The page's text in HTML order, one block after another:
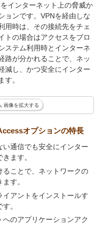
インターネット上の脅威か
ョンです。VPNを経由しな
用時は、その接続先をチェ
トの場合はアクセスをブロ
ステム利用時とインターネ
路が分かれることで、ネッ
減し、かつ安全にインター
す。
画像を拡大する
オプションの特長
い通信でも安全にインター
ます。
ることで、ネットワークの
す。
イアントをインストールす
。
へのアプリケーションアク